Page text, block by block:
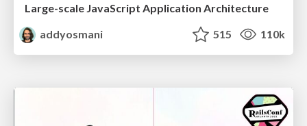
Large-scale JavaScript Application Architecture
addyosmani
515 110k